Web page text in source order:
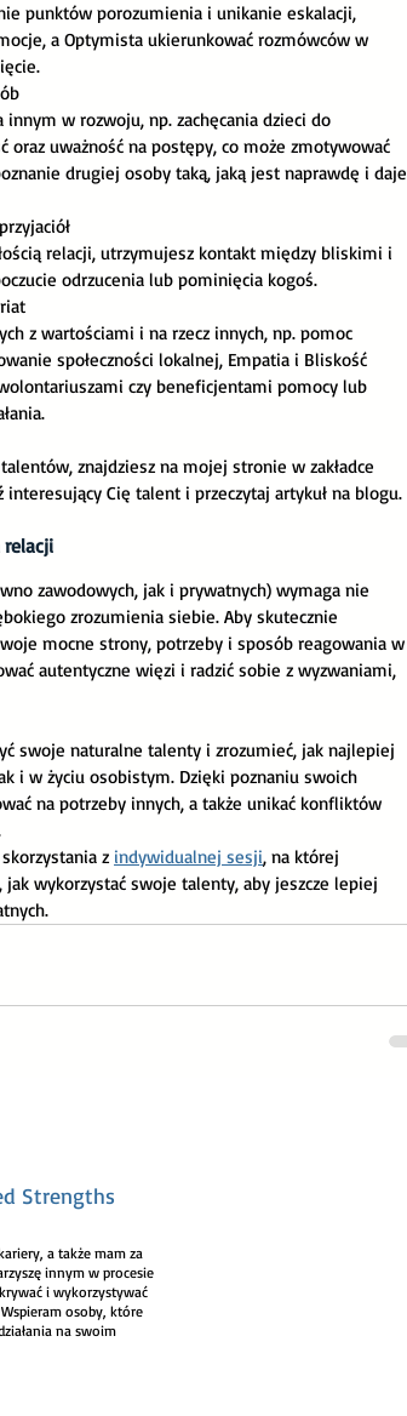
punktów porozumienia i unikanie eskalacji,
a Optymista ukierunkować rozmówców w
w rozwoju, np. zachęcania dzieci do
uważność na postępy, co może zmotywować
drugiej osoby taką, jaką jest naprawdę i daje
relacji, utrzymujesz kontakt między bliskimi i
odrzucenia lub pominięcia kogoś.
z wartościami i na rzecz innych, np. pomoc
społeczności lokalnej, Empatia i Bliskość
czy beneficjentami pomocy lub
znajdziesz na mojej stronie w zakładce
Cię talent i przeczytaj artykuł na blogu.
zawodowych, jak i prywatnych) wymaga nie
zrozumienia siebie. Aby skutecznie
mocne strony, potrzeby i sposób reagowania w
autentyczne więzi i radzić sobie z wyzwaniami,
swoje naturalne talenty i zrozumieć, jak najlepiej
i w życiu osobistym. Dzięki poznaniu swoich
na potrzeby innych, a także unikać konfliktów
z indywidualnej sesji, na której
wykorzystać swoje talenty, aby jeszcze lepiej
Strengths
a także mam za
innym w procesie
i wykorzystywać
osoby, które
na swoim